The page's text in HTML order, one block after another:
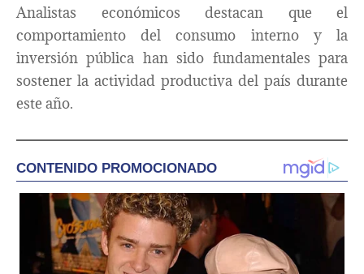
Analistas económicos destacan que el
comportamiento del consumo interno y la
inversión pública han sido fundamentales para
sostener la actividad productiva del país durante
este año.